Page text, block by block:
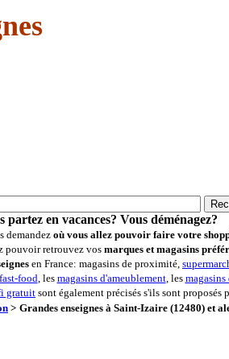
partez en vacances? Vous déménagez?
demandez où vous allez pouvoir faire votre
pouvoir retrouvez vosmarques et magasins
en France: magasins de proximité,
food, les magasins d'ameublement, les magasins
gratuit sont également précisés s'ils sont proposés
> Grandes enseignes à Saint-Izaire (12480) et